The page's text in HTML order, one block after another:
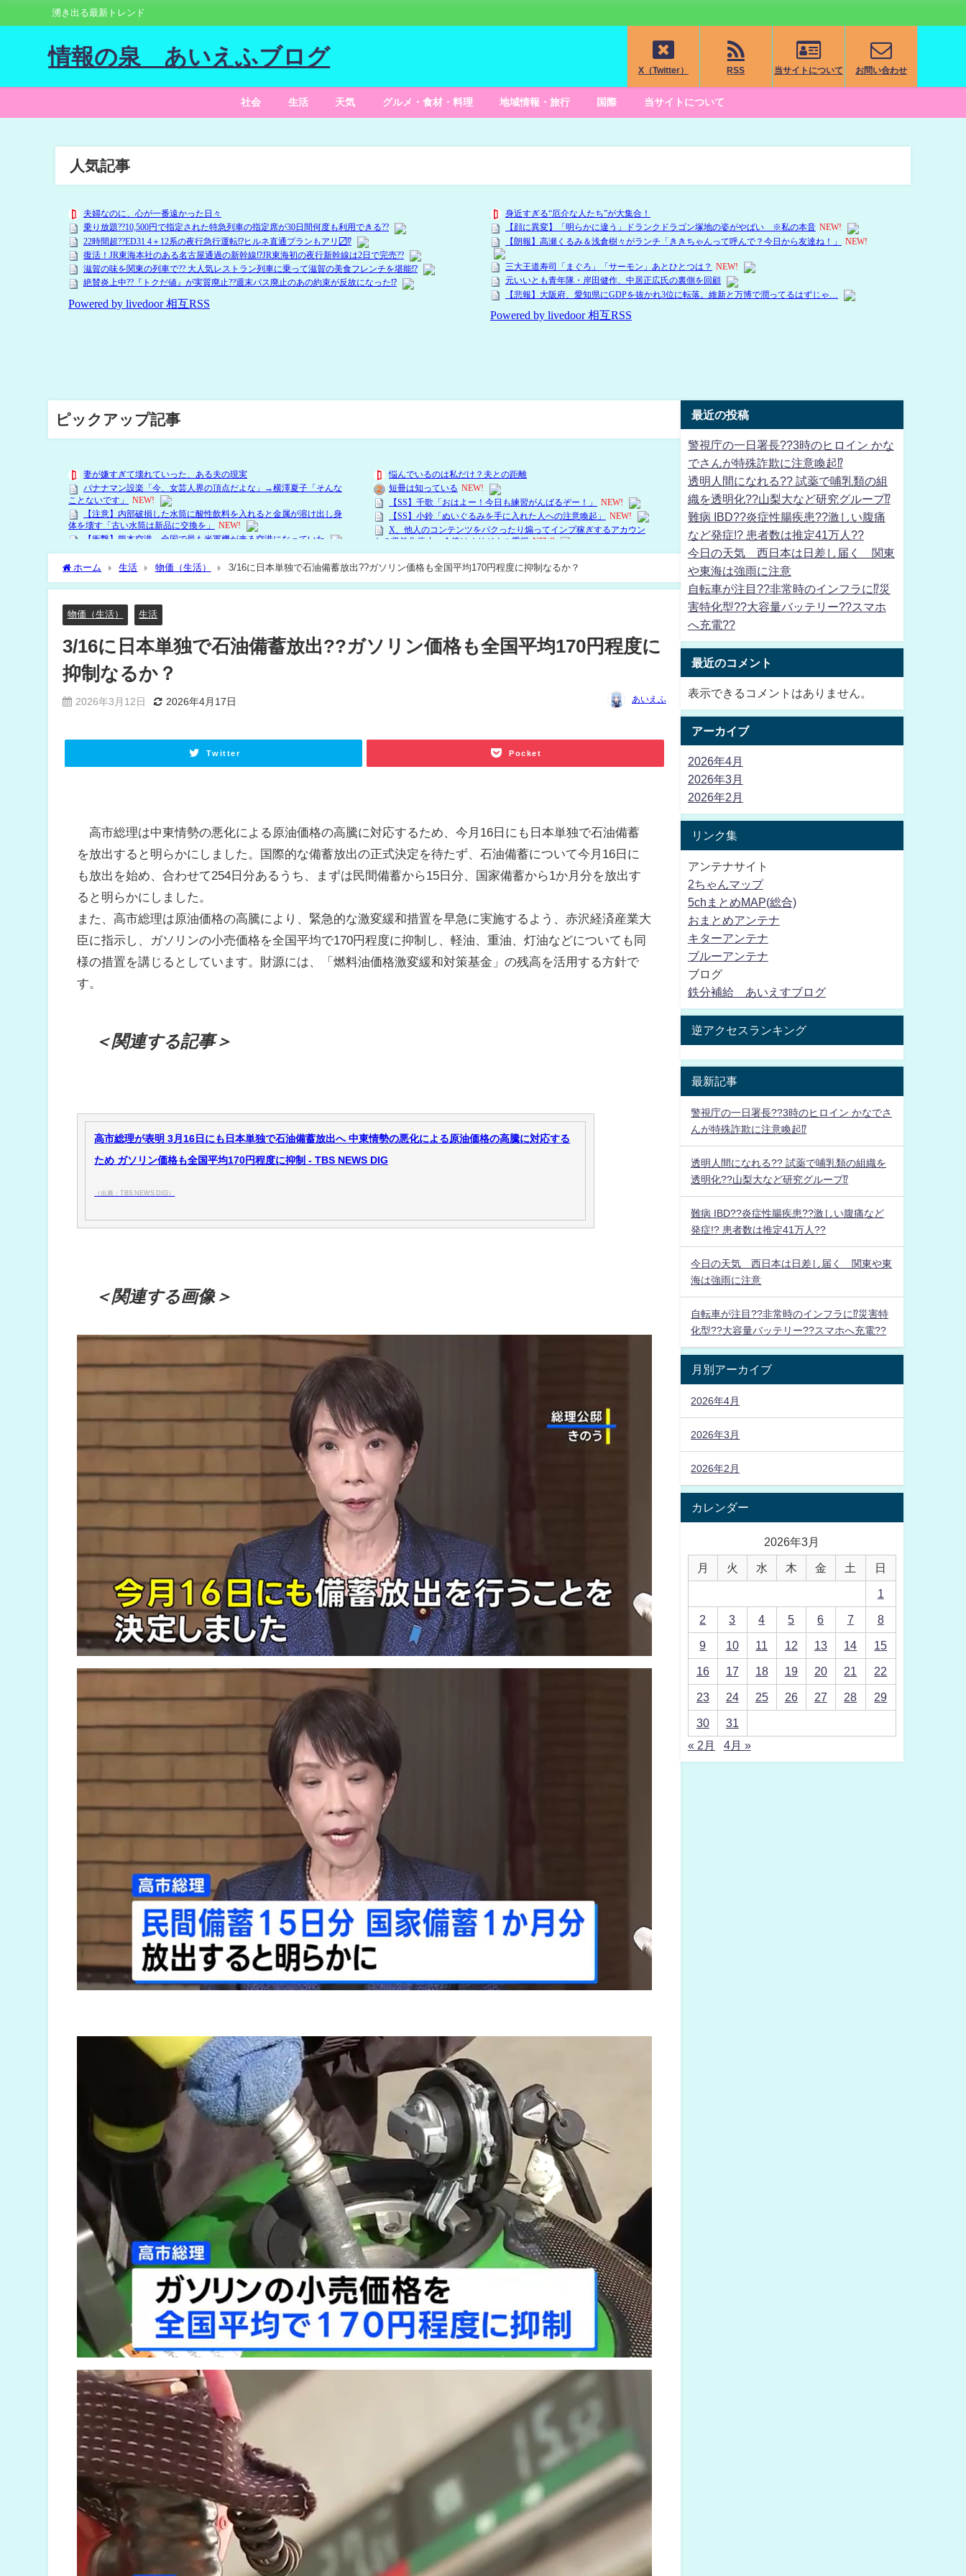
湧き出る最新トレンド
情報の泉 あいえふブログ
X（Twitter） RSS 当サイトについて お問い合わせ
社会 生活 天気 グルメ・食材・料理 地域情報・旅行 国際 当サイトについて
人気記事
ピックアップ記事
ホーム 生活 物価（生活） 3/16に日本単独で石油備蓄放出??ガソリン価格も全国平均170円程度に抑制なるか？
物価（生活） 生活
3/16に日本単独で石油備蓄放出??ガソリン価格も全国平均170円程度に
抑制なるか？
2026年3月12日 2026年4月17日 あいえふ
Twitter Pocket
高市総理は中東情勢の悪化による原油価格の高騰に対応するため、今月16日にも日本単独で石油備蓄
を放出すると明らかにしました。国際的な備蓄放出の正式決定を待たず、石油備蓄について今月16日に
も放出を始め、合わせて254日分あるうち、まずは民間備蓄から15日分、国家備蓄から1か月分を放出す
ると明らかにしました。
また、高市総理は原油価格の高騰により、緊急的な激変緩和措置を早急に実施するよう、赤沢経済産業大
臣に指示し、ガソリンの小売価格を全国平均で170円程度に抑制し、軽油、重油、灯油などについても同
様の措置を講じるとしています。財源には、「燃料油価格激変緩和対策基金」の残高を活用する方針で
す。
＜関連する記事＞
高市総理が表明 3月16日にも日本単独で石油備蓄放出へ 中東情勢の悪化による原油価格の高騰に対応する
ため ガソリン価格も全国平均170円程度に抑制 - TBS NEWS DIG
（出典：TBS NEWS DIG）
＜関連する画像＞
最近の投稿
警視庁の一日署長??3時のヒロイン かな
でさんが特殊詐欺に注意喚起⁉
透明人間になれる?? 試薬で哺乳類の組
織を透明化??山梨大など研究グループ⁉
難病 IBD??炎症性腸疾患??激しい腹痛
など発症!? 患者数は推定41万人??
今日の天気 西日本は日差し届く 関東
や東海は強雨に注意
自転車が注目??非常時のインフラに⁉災
害特化型??大容量バッテリー??スマホ
へ充電??
最近のコメント
表示できるコメントはありません。
アーカイブ
2026年4月
2026年3月
2026年2月
リンク集
アンテナサイト
2ちゃんマップ
5chまとめMAP(総合)
おまとめアンテナ
キターアンテナ
ブルーアンテナ
ブログ
鉄分補給 あいえすブログ
逆アクセスランキング
最新記事
警視庁の一日署長??3時のヒロイン かなでさ
んが特殊詐欺に注意喚起⁉
透明人間になれる?? 試薬で哺乳類の組織を
透明化??山梨大など研究グループ⁉
難病 IBD??炎症性腸疾患??激しい腹痛など
発症!? 患者数は推定41万人??
今日の天気 西日本は日差し届く 関東や東
海は強雨に注意
自転車が注目??非常時のインフラに⁉災害特
化型??大容量バッテリー??スマホへ充電??
月別アーカイブ
2026年4月
2026年3月
2026年2月
カレンダー
2026年3月
月 火 水 木 金 土 日
1
2 3 4 5 6 7 8
9 10 11 12 13 14 15
16 17 18 19 20 21 22
23 24 25 26 27 28 29
30
31
« 2月
4月 »